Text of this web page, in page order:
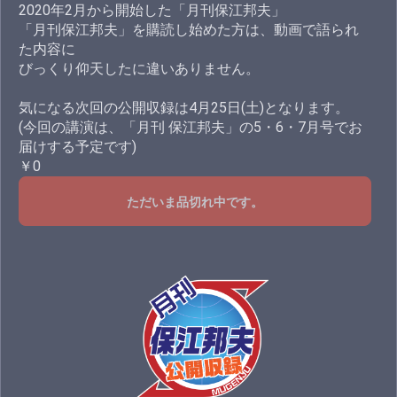
2020年2月から開始した「月刊保江邦夫」
「月刊保江邦夫」を購読し始めた方は、動画で語られ
た内容に
びっくり仰天したに違いありません。
気になる次回の公開収録は4月25日(土)となります。
(今回の講演は、「月刊 保江邦夫」の5・6・7月号でお
届けする予定です)
￥0
ただいま品切れ中です。